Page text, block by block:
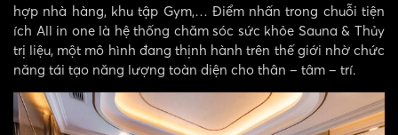
hợp nhà hàng, khu tập Gym,… Điểm nhấn trong chuỗi tiện
ích All in one là hệ thống chăm sóc sức khỏe Sauna & Thủy
trị liệu, một mô hình đang thịnh hành trên thế giới nhờ chức
năng tái tạo năng lượng toàn diện cho thân – tâm – trí.